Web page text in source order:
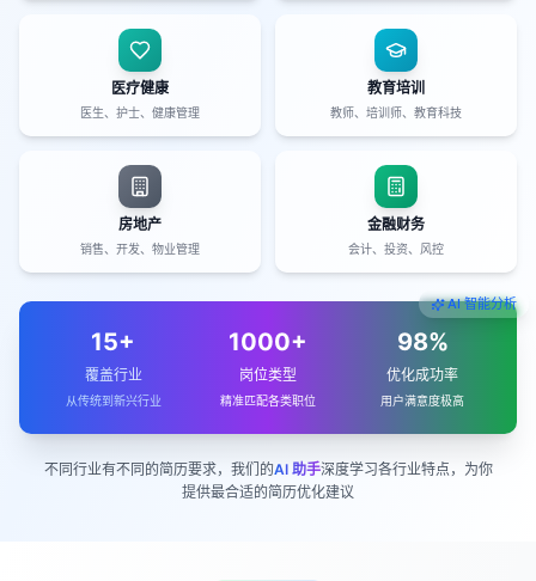
医疗健康
医生、护士、健康管理
教育培训
教师、培训师、教育科技
房地产
销售、开发、物业管理
金融财务
会计、投资、风控
15+
覆盖行业
从传统到新兴行业
1000+
岗位类型
精准匹配各类职位
98%
优化成功率
用户满意度极高
AI 智能分析
不同行业有不同的简历要求，我们的AI 助手深度学习各行业特点，为你
提供最合适的简历优化建议